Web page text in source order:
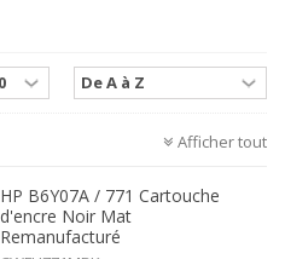
Afficher tout
HP B6Y07A / 771 Cartouche
d'encre Noir Mat
Remanufacturé